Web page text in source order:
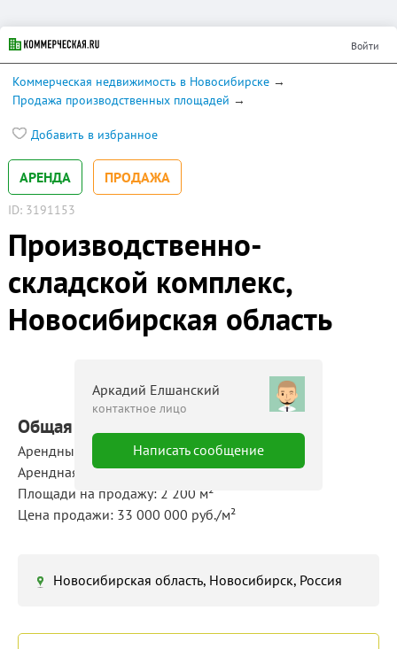
Войти
Коммерческая недвижимость в Новосибирске
Продажа производственных площадей
Добавить в избранное
АРЕНДА ПРОДАЖА
ID: 3191153
Производственно-
складской комплекс,
Новосибирская область
Аркадий Елшанский
контактное лицо
Написать сообщение
Общая площадь: 2 200 м²
Арендные площади: 2 200 м²
Арендная ставка: 200 руб./м²/мес
Площади на продажу: 2 200 м²
Цена продажи: 33 000 000 руб./м²
Новосибирская область, Новосибирск, Россия